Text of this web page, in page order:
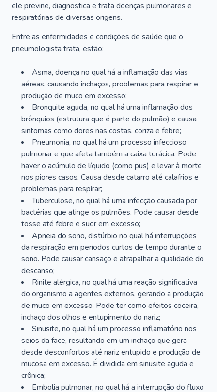
ele previne, diagnostica e trata doenças pulmonares e
respiratórias de diversas origens.
Entre as enfermidades e condições de saúde que o
pneumologista trata, estão:
Asma, doença no qual há a inflamação das vias
aéreas, causando inchaços, problemas para respirar e
produção de muco em excesso;
Bronquite aguda, no qual há uma inflamação dos
brônquios (estrutura que é parte do pulmão) e causa
sintomas como dores nas costas, coriza e febre;
Pneumonia, no qual há um processo infeccioso
pulmonar e que afeta também a caixa torácica. Pode
haver o acúmulo de líquido (como pus) e levar à morte
nos piores casos. Causa desde catarro até calafrios e
problemas para respirar;
Tuberculose, no qual há uma infecção causada por
bactérias que atinge os pulmões. Pode causar desde
tosse até febre e suor em excesso;
Apneia do sono, distúrbio no qual há interrupções
da respiração em períodos curtos de tempo durante o
sono. Pode causar cansaço e atrapalhar a qualidade do
descanso;
Rinite alérgica, no qual há uma reação significativa
do organismo a agentes externos, gerando a produção
de muco em excesso. Pode ter como efeitos coceira,
inchaço dos olhos e entupimento do nariz;
Sinusite, no qual há um processo inflamatório nos
seios da face, resultando em um inchaço que gera
desde desconfortos até nariz entupido e produção de
mucosa em excesso. É dividida em sinusite aguda e
crônica;
Embolia pulmonar, no qual há a interrupção do fluxo